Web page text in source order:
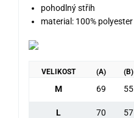
pohodlný střih
material: 100% polyester
VELIKOST (A) (B)
M 69 55
L 70 57